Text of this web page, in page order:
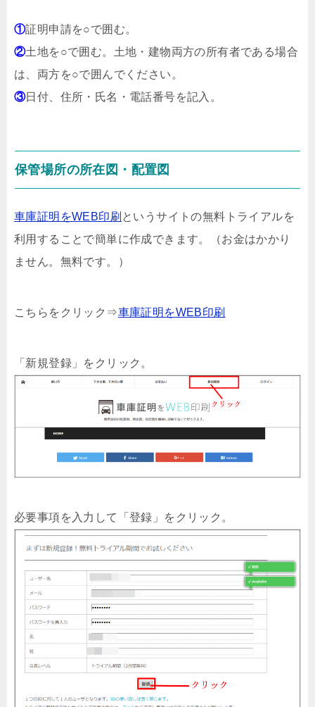
①証明申請を○で囲む。
②土地を○で囲む。土地・建物両方の所有者である場合
は、両方を○で囲んでください。
③日付、住所・氏名・電話番号を記入。
保管場所の所在図・配置図
車庫証明をWEB印刷 というサイトの無料トライアルを
利用することで簡単に作成できます。（お金はかかり
ません。無料です。）
こちらをクリック⇒車庫証明をWEB印刷
「新規登録」をクリック。
必要事項を入力して「登録」をクリック。